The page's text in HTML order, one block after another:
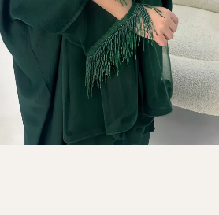
Click to enlarge